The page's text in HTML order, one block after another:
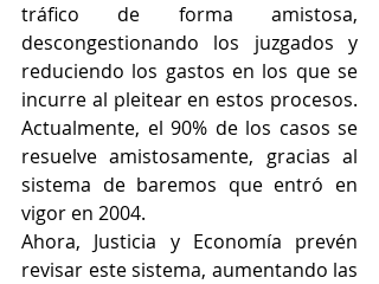
tráfico de forma amistosa,
descongestionando los juzgados y
reduciendo los gastos en los que se
incurre al pleitear en estos procesos.
Actualmente, el 90% de los casos se
resuelve amistosamente, gracias al
sistema de baremos que entró en
vigor en 2004.
Ahora, Justicia y Economía prevén
revisar este sistema, aumentando las